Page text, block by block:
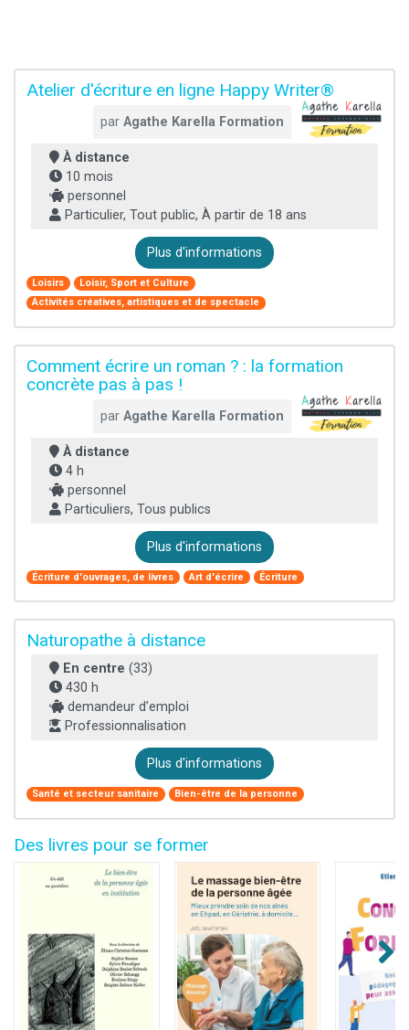
Atelier d'écriture en ligne Happy Writer®
par Agathe Karella Formation
À distance
10 mois
personnel
Particulier, Tout public, À partir de 18 ans
Plus d'informations
Loisirs
Loisir, Sport et Culture
Activités créatives, artistiques et de spectacle
Comment écrire un roman ? : la formation
concrète pas à pas !
par Agathe Karella Formation
À distance
4 h
personnel
Particuliers, Tous publics
Plus d'informations
Écriture d'ouvrages, de livres Art d'écrire Écriture
Naturopathe à distance
En centre (33)
430 h
demandeur d’emploi
Professionnalisation
Plus d'informations
Santé et secteur sanitaire Bien-être de la personne
Des livres pour se former